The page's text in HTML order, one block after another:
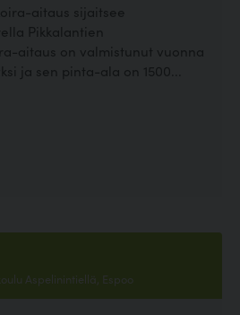
aitaus sijaitsee
Pikkalantien
aitaus on valmistunut vuonna
ja sen pinta-ala on 1500...
Aspelinintiellä, Espoo